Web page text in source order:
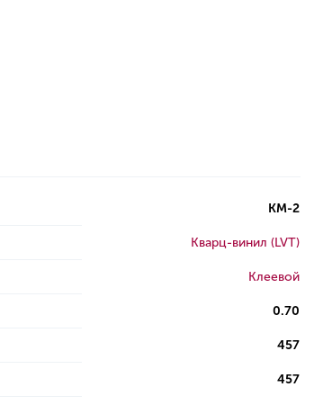
КМ-2
Кварц-винил (LVT)
Клеевой
0.70
457
457